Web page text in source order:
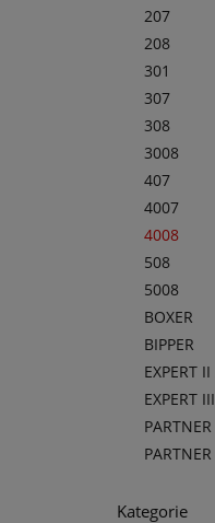
207
208
301
307
308
3008
407
4007
4008
508
5008
BOXER
BIPPER
EXPERT
EXPERT
Kategorie